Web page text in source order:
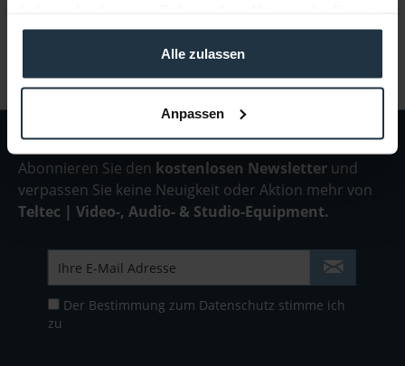
gesammelt haben.
Alle zulassen
Anpassen
Abonnieren Sie den kostenlosen Newsletter und
verpassen Sie keine Neuigkeit oder Aktion mehr von
Teltec | Video-, Audio- & Studio-Equipment.
Der Bestimmung zum Datenschutz stimme ich
zu